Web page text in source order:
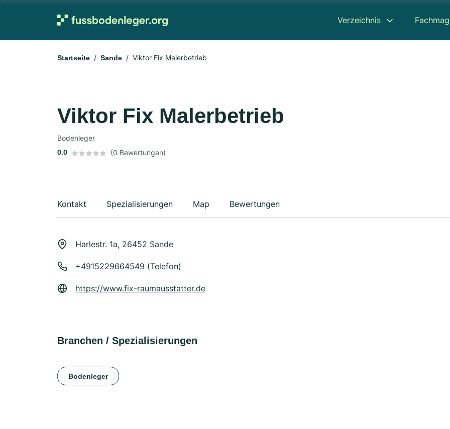
Verzeichnis
Startseite Sande Viktor Fix Malerbetrieb
Viktor Fix Malerbetrieb
Bodenleger
0.0 (0 Bewertungen)
Kontakt Spezialisierungen Map Bewertungen
Harlestr. 1a, 26452 Sande
+4915229664549 (Telefon)
https://www.fix-raumausstatter.de
Branchen / Spezialisierungen
Bodenleger